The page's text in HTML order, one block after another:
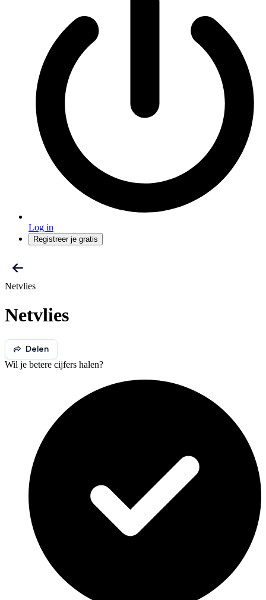
Log in
Registreer je gratis
Netvlies
Netvlies
Delen
Wil je betere cijfers halen?